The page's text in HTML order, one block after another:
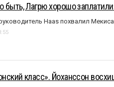
быть, Лагрю хорошо
Haas похвалил
класс». Йоханссон